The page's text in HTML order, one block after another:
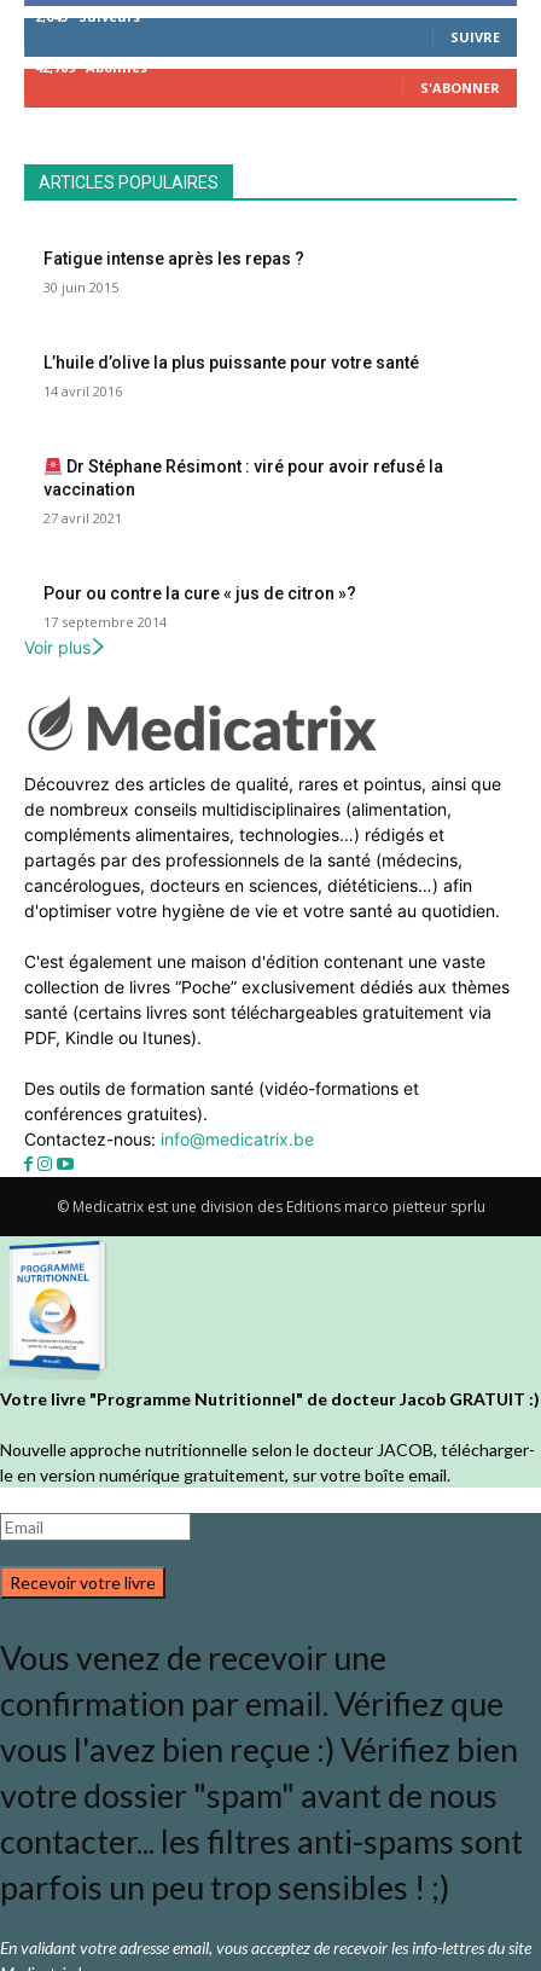
2,043 Suiveurs
SUIVRE
42,789 Abonnés
S'ABONNER
ARTICLES POPULAIRES
Fatigue intense après les repas ?
30 juin 2015
L’huile d’olive la plus puissante pour votre santé
14 avril 2016
Dr Stéphane Résimont : viré pour avoir refusé la
vaccination
27 avril 2021
Pour ou contre la cure « jus de citron »?
17 septembre 2014
Voir plus
Découvrez des articles de qualité, rares et pointus, ainsi que
de nombreux conseils multidisciplinaires (alimentation,
compléments alimentaires, technologies…) rédigés et
partagés par des professionnels de la santé (médecins,
cancérologues, docteurs en sciences, diététiciens…) afin
d'optimiser votre hygiène de vie et votre santé au quotidien.
C'est également une maison d'édition contenant une vaste
collection de livres “Poche” exclusivement dédiés aux thèmes
santé (certains livres sont téléchargeables gratuitement via
PDF, Kindle ou Itunes).
Des outils de formation santé (vidéo-formations et
conférences gratuites).
Contactez-nous: info@medicatrix.be
© Medicatrix est une division des Editions marco pietteur sprlu
Votre livre "Programme Nutritionnel" de docteur Jacob GRATUIT :)
Nouvelle approche nutritionnelle selon le docteur JACOB, télécharger-
le en version numérique gratuitement, sur votre boîte email.
Recevoir votre livre
Vous venez de recevoir une
confirmation par email. Vérifiez que
vous l'avez bien reçue :) Vérifiez bien
votre dossier "spam" avant de nous
contacter... les filtres anti-spams sont
parfois un peu trop sensibles ! ;)
En validant votre adresse email, vous acceptez de recevoir les info-lettres du site